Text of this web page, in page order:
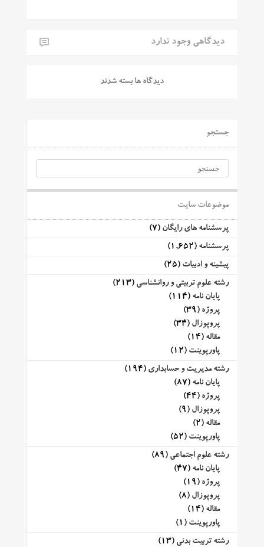
دیدگاهی وجود ندارد
دیدگاه ها بسته شدند
جستجو
موضوعات سایت
پرسشنامه های رایگان (7)
پرسشنامه (1,652)
پیشینه و ادبیات (25)
رشته علوم تربیتی و روانشناسی (213)
پایان نامه (114)
پروژه (39)
پروپوزال (34)
مقاله (14)
پاورپوینت (12)
رشته مدیریت و حسابداری (194)
پایان نامه (87)
پروژه (44)
پروپوزال (9)
مقاله (2)
پاورپوینت (52)
رشته علوم اجتماعی (89)
پایان نامه (47)
پروژه (19)
پروپوزال (8)
مقاله (14)
پاورپوینت (1)
رشته تربیت بدنی (13)